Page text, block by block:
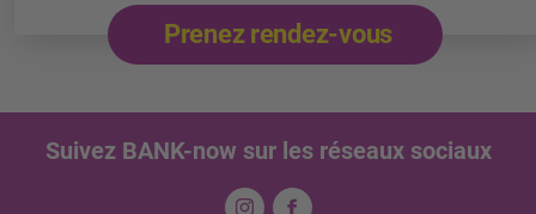
Prenez rendez-vous
Suivez BANK-now sur les réseaux sociaux